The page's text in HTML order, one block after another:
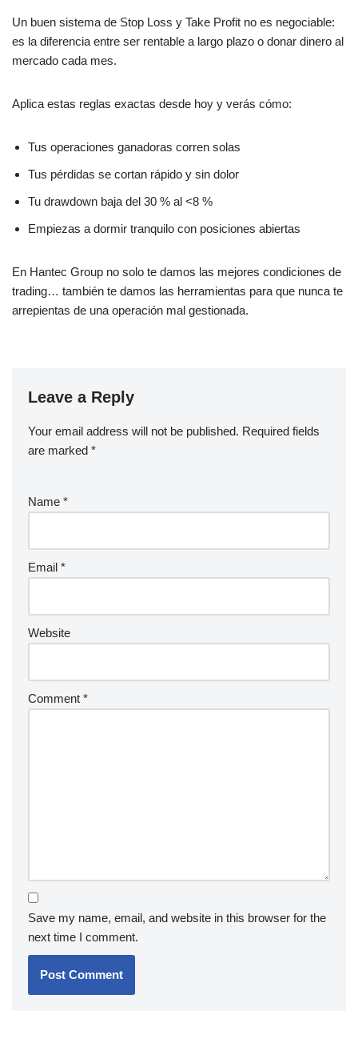
Un buen sistema de Stop Loss y Take Profit no es negociable:
es la diferencia entre ser rentable a largo plazo o donar dinero al
mercado cada mes.
Aplica estas reglas exactas desde hoy y verás cómo:
Tus operaciones ganadoras corren solas
Tus pérdidas se cortan rápido y sin dolor
Tu drawdown baja del 30 % al <8 %
Empiezas a dormir tranquilo con posiciones abiertas
En Hantec Group no solo te damos las mejores condiciones de
trading… también te damos las herramientas para que nunca te
arrepientas de una operación mal gestionada.
Leave a Reply
Your email address will not be published. Required fields
are marked *
Name *
Email *
Website
Comment *
Save my name, email, and website in this browser for the
next time I comment.